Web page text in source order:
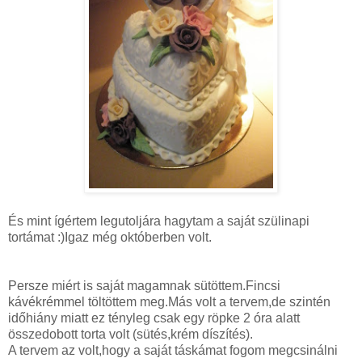
És mint ígértem legutoljára hagytam a saját szülinapi
tortámat :)Igaz még októberben volt.
Persze miért is saját magamnak sütöttem.Fincsi
kávékrémmel töltöttem meg.Más volt a tervem,de szintén
időhiány miatt ez tényleg csak egy röpke 2 óra alatt
összedobott torta volt (sütés,krém díszítés).
A tervem az volt,hogy a saját táskámat fogom megcsinálni